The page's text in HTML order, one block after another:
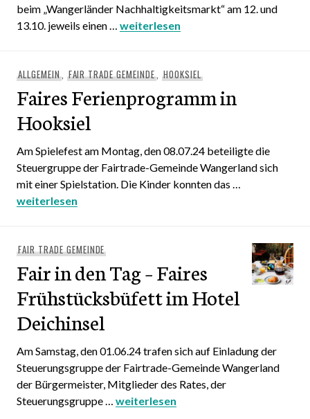
beim „Wangerländer Nachhaltigkeitsmarkt“ am 12. und
13.10. jeweils einen … Informationen über den fairen
weiterlesen
ALLGEMEIN, FAIR TRADE GEMEINDE, HOOKSIEL
Faires Ferienprogramm in
Hooksiel
Am Spielefest am Montag, den 08.07.24 beteiligte die
Steuergruppe der Fairtrade-Gemeinde Wangerland sich
mit einer Spielstation. Die Kinder konnten das …
Faires Ferienprogramm in Hooksiel
weiterlesen
FAIR TRADE GEMEINDE
Fair in den Tag – Faires
Frühstücksbüfett im Hotel
Deichinsel
Am Samstag, den 01.06.24 trafen sich auf Einladung der
Steuerungsgruppe der Fairtrade-Gemeinde Wangerland
der Bürgermeister, Mitglieder des Rates, der
Steuerungsgruppe … Fair in den Tag – Faires
weiterlesen